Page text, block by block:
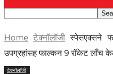
Home टेक्नॉलॉजी स्पेसएक्सने
उपग्रहांसह फाल्कन 9 रॉकेट लाँच
टेक्नॉलॉजी